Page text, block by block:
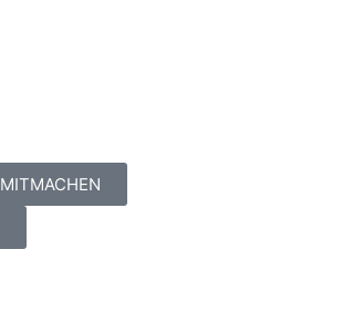
MITMACHEN